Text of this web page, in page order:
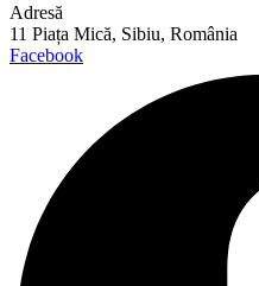
Adresă
11 Piața Mică, Sibiu, România
Facebook